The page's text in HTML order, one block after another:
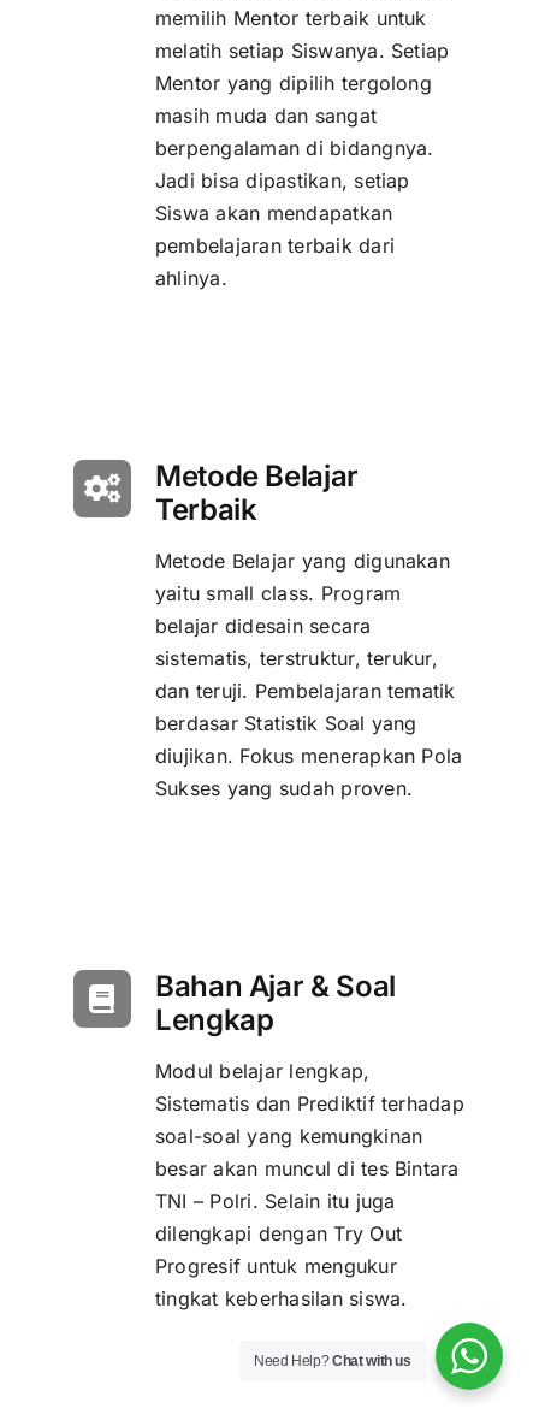
memilih Mentor terbaik untuk
melatih setiap Siswanya. Setiap
Mentor yang dipilih tergolong
masih muda dan sangat
berpengalaman di bidangnya.
Jadi bisa dipastikan, setiap
Siswa akan mendapatkan
pembelajaran terbaik dari
ahlinya.
Metode Belajar
Terbaik
Metode Belajar yang digunakan
yaitu small class. Program
belajar didesain secara
sistematis, terstruktur, terukur,
dan teruji. Pembelajaran tematik
berdasar Statistik Soal yang
diujikan. Fokus menerapkan Pola
Sukses yang sudah proven.
Bahan Ajar & Soal
Lengkap
Modul belajar lengkap,
Sistematis dan Prediktif terhadap
soal-soal yang kemungkinan
besar akan muncul di tes Bintara
TNI – Polri. Selain itu juga
dilengkapi dengan Try Out
Progresif untuk mengukur
tingkat keberhasilan siswa.
Need Help?Chat with us